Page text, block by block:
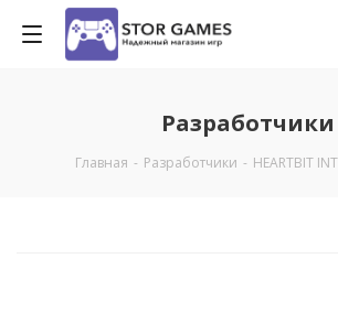
Разработчики
Главная - Разработчики - HEARTBIT